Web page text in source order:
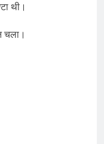
थी।
चला।